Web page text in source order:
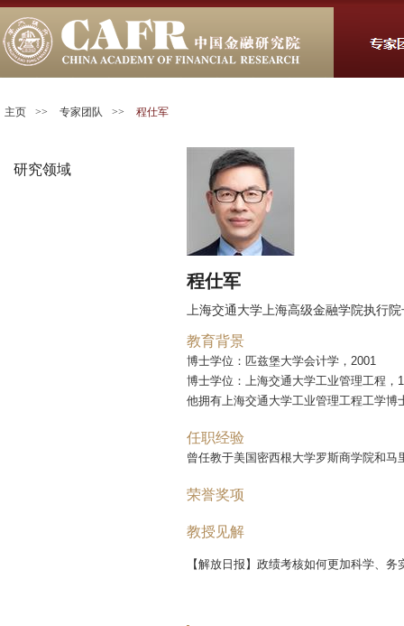
主页 >> 专家团队 >> 程仕军
研究领域
程仕军
上海交通大学上海高级金融学院执行
教育背景
博士学位：匹兹堡大学会计学，2001
博士学位：上海交通大学工业管理工程，
他拥有上海交通大学工业管理工程工学
任职经验
曾任教于美国密西根大学罗斯商学院和
荣誉奖项
教授见解
【解放日报】政绩考核如何更加科学、务